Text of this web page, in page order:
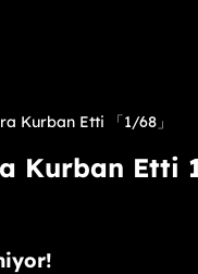
Kurban Etti 「1/68」
Kurban Etti